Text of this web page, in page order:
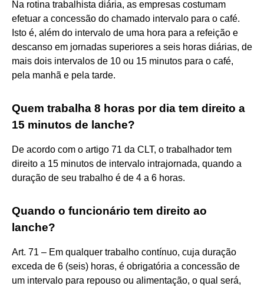
Na rotina trabalhista diária, as empresas costumam
efetuar a concessão do chamado intervalo para o café.
Isto é, além do intervalo de uma hora para a refeição e
descanso em jornadas superiores a seis horas diárias, de
mais dois intervalos de 10 ou 15 minutos para o café,
pela manhã e pela tarde.
Quem trabalha 8 horas por dia tem direito a
15 minutos de lanche?
De acordo com o artigo 71 da CLT, o trabalhador tem
direito a 15 minutos de intervalo intrajornada, quando a
duração de seu trabalho é de 4 a 6 horas.
Quando o funcionário tem direito ao
lanche?
Art. 71 – Em qualquer trabalho contínuo, cuja duração
exceda de 6 (seis) horas, é obrigatória a concessão de
um intervalo para repouso ou alimentação, o qual será,